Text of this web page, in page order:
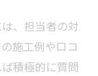
チェック
トまとめ
、担当者の対
施工例や口コ
積極的に質問